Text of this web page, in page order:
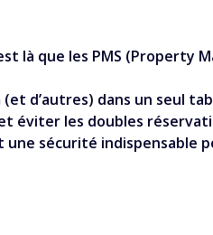
là que les PMS (Property
d’autres) dans un seul
éviter les doubles
sécurité indispensable